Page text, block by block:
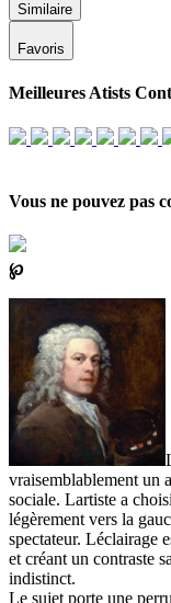
Similaire
Favoris
Meilleures Atists
Vous ne pouvez pas
℘
vraisemblablement un
sociale. Lartiste a
légèrement vers la
spectateur. Léclairage
et créant un contraste
indistinct.
Le sujet porte une